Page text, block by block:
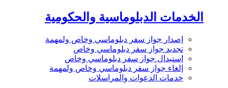
الخدمات الدبلوماسية والحكومية
إصدار جواز سفر دبلوماسي وخاص ولمهمة
تجديد جواز سفر دبلوماسي وخاص
إستبدال جواز سفر دبلوماسي وخاص
إلغاء جواز سفر دبلوماسي وخاص ولمهمة
خدمات الدعوات والمراسلات